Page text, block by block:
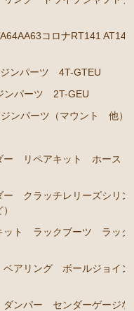
ダー クラッチレリ
キット など）
ジエーター パワー
コロナRT141
ンパーツ 4T-GTEU
ンパーツ 2T-GEU
ンパーツ（マウント 他）
ー リペアキット ホース
ー クラッチレリーズシリン
ット ラックブーツ ラック
アリング ボールジョイン
ンパー センダーゲージな